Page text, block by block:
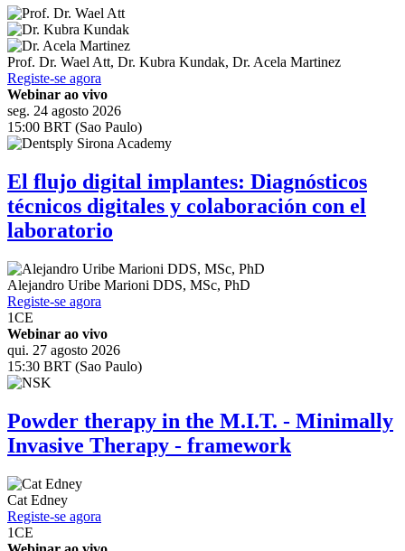
Prof. Dr. Wael Att, Dr. Kubra Kundak, Dr. Acela Martinez
Registe-se agora
Webinar ao vivo
seg. 24 agosto 2026
15:00 BRT (Sao Paulo)
El flujo digital implantes: Diagnósticos
técnicos digitales y colaboración con el
laboratorio
Alejandro Uribe Marioni DDS, MSc, PhD
Registe-se agora
1CE
Webinar ao vivo
qui. 27 agosto 2026
15:30 BRT (Sao Paulo)
Powder therapy in the M.I.T. - Minimally
Invasive Therapy - framework
Cat Edney
Registe-se agora
1CE